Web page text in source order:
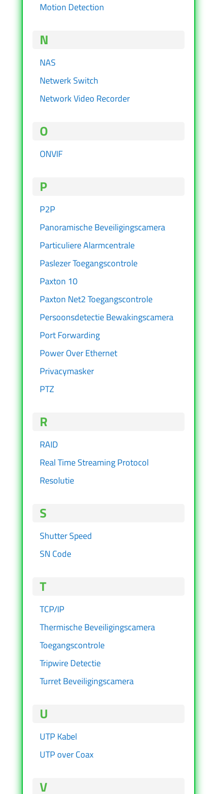
Motion Detection
N
NAS
Netwerk Switch
Network Video Recorder
O
ONVIF
P
P2P
Panoramische Beveiligingscamera
Particuliere Alarmcentrale
Paslezer Toegangscontrole
Paxton 10
Paxton Net2 Toegangscontrole
Persoonsdetectie Bewakingscamera
Port Forwarding
Power Over Ethernet
Privacymasker
PTZ
R
RAID
Real Time Streaming Protocol
Resolutie
S
Shutter Speed
SN Code
T
TCP/IP
Thermische Beveiligingscamera
Toegangscontrole
Tripwire Detectie
Turret Beveiligingscamera
U
UTP Kabel
UTP over Coax
V